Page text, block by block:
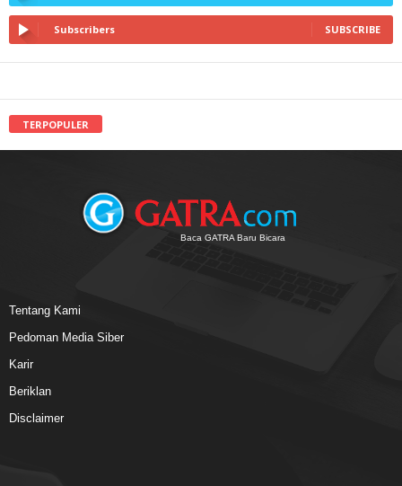
Subscribers SUBSCRIBE
TERPOPULER
Baca GATRA Baru Bicara
Tentang Kami
Pedoman Media Siber
Karir
Beriklan
Disclaimer